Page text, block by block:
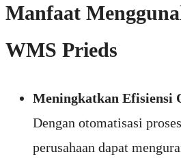
Manfaat
WMS Prieds
Meningkatkan Efisiensi
Dengan otomatisasi
perusahaan dapat